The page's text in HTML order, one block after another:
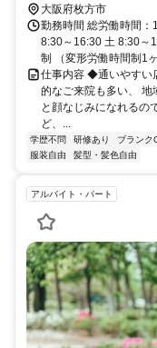
大阪府枚方市
勤務時間 総労働時間
8:30～16:30 土 8:30～
制 （変形労働時間制1
仕事内容 ◆通いやすい
的なご来院も多い、
と顔なじみになれるの
ど、...
学歴不問 研修あり ブランク
服装自由
髪型・髪色自由
アルバイト・パート